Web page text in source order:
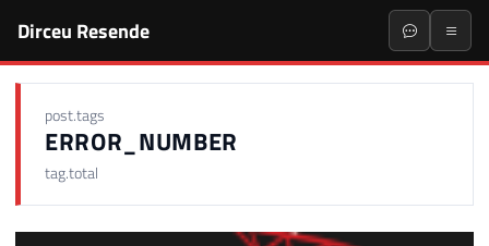
Dirceu Resende
post.tags
ERROR_NUMBER
tag.total